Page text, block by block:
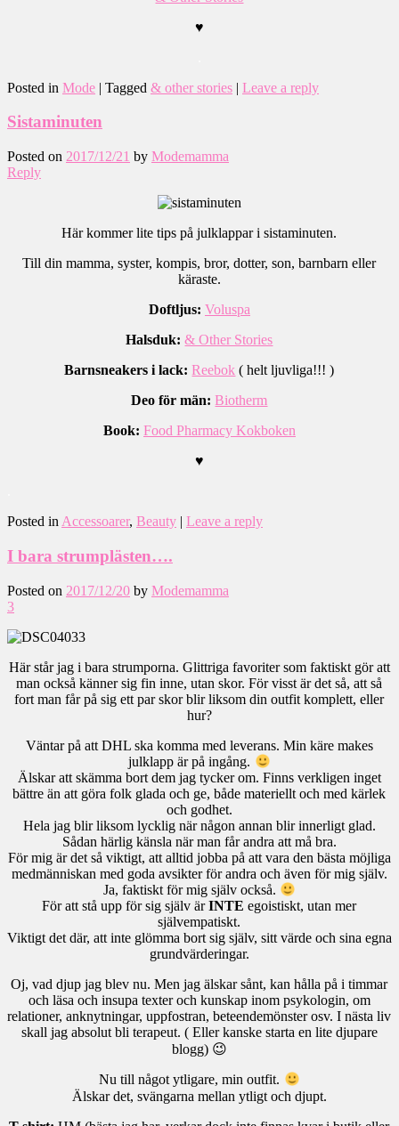
♥
Posted in Mode | Tagged & other stories | Leave a reply
Sistaminuten
Posted on 2017/12/21 by Modemamma
Reply
Här kommer lite tips på julklappar i sistaminuten.
Till din mamma, syster, kompis, bror, dotter, son, barnbarn eller
käraste.
Doftljus: Voluspa
Halsduk: & Other Stories
Barnsneakers i lack: Reebok ( helt ljuvliga!!! )
Deo för män: Biotherm
Book: Food Pharmacy Kokboken
♥
Posted in Accessoarer, Beauty | Leave a reply
I bara strumplästen….
Posted on 2017/12/20 by Modemamma
3
Här står jag i bara strumporna. Glittriga favoriter som faktiskt gör att
man också känner sig fin inne, utan skor. För visst är det så, att så
fort man får på sig ett par skor blir liksom din outfit komplett, eller
hur?
Väntar på att DHL ska komma med leverans. Min käre makes
julklapp är på ingång.
Älskar att skämma bort dem jag tycker om. Finns verkligen inget
bättre än att göra folk glada och ge, både materiellt och med kärlek
och godhet.
Hela jag blir liksom lycklig när någon annan blir innerligt glad.
Sådan härlig känsla när man får andra att må bra.
För mig är det så viktigt, att alltid jobba på att vara den bästa möjliga
medmänniskan med goda avsikter för andra och även för mig själv.
Ja, faktiskt för mig själv också.
För att stå upp för sig själv ärINTE egoistiskt, utan mer
självempatiskt.
Viktigt det där, att inte glömma bort sig själv, sitt värde och sina egna
grundvärderingar.
Oj, vad djup jag blev nu. Men jag älskar sånt, kan hålla på i timmar
och läsa och insupa texter och kunskap inom psykologin, om
relationer, anknytningar, uppfostran, beteendemönster osv. I nästa liv
skall jag absolut bli terapeut. ( Eller kanske starta en lite djupare
blogg) 😉
Nu till något ytligare, min outfit.
Älskar det, svängarna mellan ytligt och djupt.